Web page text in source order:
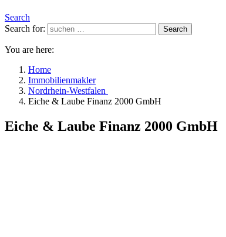
Search
Search for:
Search
You are here:
Home
Immobilienmakler
Nordrhein-Westfalen
Eiche & Laube Finanz 2000 GmbH
Eiche & Laube Finanz 2000 GmbH